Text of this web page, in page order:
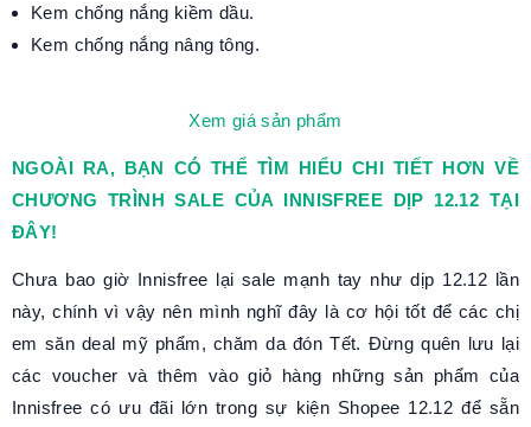
Kem chống nắng kiềm dầu.
Kem chống nắng nâng tông.
Xem giá sản phẩm
NGOÀI RA, BẠN CÓ THỂ TÌM HIỂU CHI TIẾT HƠN VỀ
CHƯƠNG TRÌNH SALE CỦA INNISFREE DỊP 12.12 TẠI
ĐÂY!
Chưa bao giờ Innisfree lại sale mạnh tay như dịp 12.12 lần
này, chính vì vậy nên mình nghĩ đây là cơ hội tốt để các chị
em săn deal mỹ phẩm, chăm da đón Tết. Đừng quên lưu lại
các voucher và thêm vào giỏ hàng những sản phẩm của
Innisfree có ưu đãi lớn trong sự kiện Shopee 12.12 để sẵn